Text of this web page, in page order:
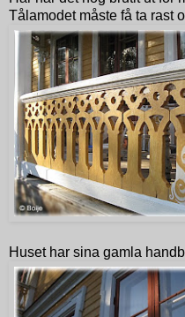
Tålamodet måste få ta rast
Huset har sina gamla